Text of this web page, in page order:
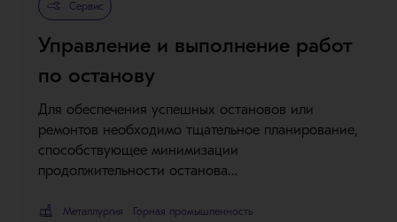
Сервис
Управление и выполнение работ
по останову
Для обеспечения успешных остановов или
ремонтов необходимо тщательное планирование,
способствующее минимизации
продолжительности останова…
Металлургия
Горная промышленность